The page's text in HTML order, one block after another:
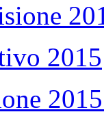
2015